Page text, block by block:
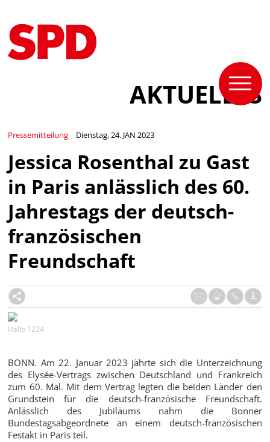
AKTUELLES
Pressemitteilung Dienstag, 24. JAN 2023
Jessica Rosenthal zu Gast
in Paris anlässlich des 60.
Jahrestags der deutsch-
französischen
Freundschaft
Hallo 1234
BONN. Am 22. Januar 2023 jährte sich die Unterzeichnung
des Elysée-Vertrags zwischen Deutschland und Frankreich
zum 60. Mal. Mit dem Vertrag legten die beiden Länder den
Grundstein für die deutsch-französische Freundschaft.
Anlässlich des Jubiläums nahm die Bonner
Bundestagsabgeordnete an einem deutsch-französischen
Festakt in Paris teil.